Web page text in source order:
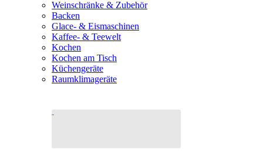
Weinschränke & Zubehör
Backen
Glace- & Eismaschinen
Kaffee- & Teewelt
Kochen
Kochen am Tisch
Küchengeräte
Raumklimageräte